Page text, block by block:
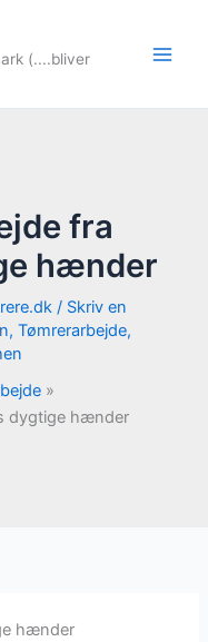
(....bliver
fra
hænder
/ Skriv en
, Tømrerarbejde,
dygtige hænder
hænder